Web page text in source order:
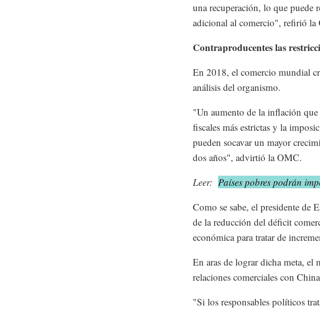
una recuperación, lo que puede
adicional al comercio", refirió
Contraproducentes las
En 2018, el comercio mundial
análisis del organismo.
"Un aumento de la inflación
fiscales más estrictas y la
pueden socavar un mayor
dos años", advirtió la OMC.
Leer: Países pobres podrán
Como se sabe, el presidente de
de la reducción del déficit
económica para tratar de
En aras de lograr dicha meta, el
relaciones comerciales con
"Si los responsables políticos